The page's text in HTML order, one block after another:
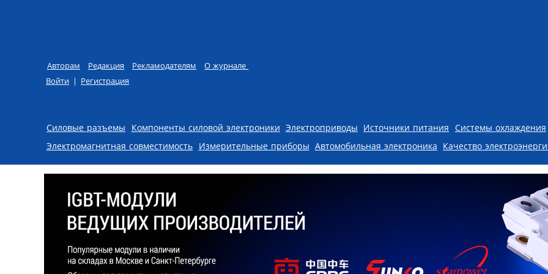
Авторам Редакция Рекламодателям
О журнале
Войти | Регистрация
Skip to content
Силовые разъемы Компоненты силовой электроники Электроприводы Источники питания Системы охлаждения
Электромагнитная совместимость Измерительные приборы Автомобильная электроника Качество